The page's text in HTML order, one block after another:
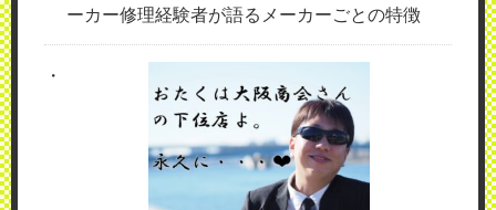
ーカー修理経験者が語るメーカーごとの特徴